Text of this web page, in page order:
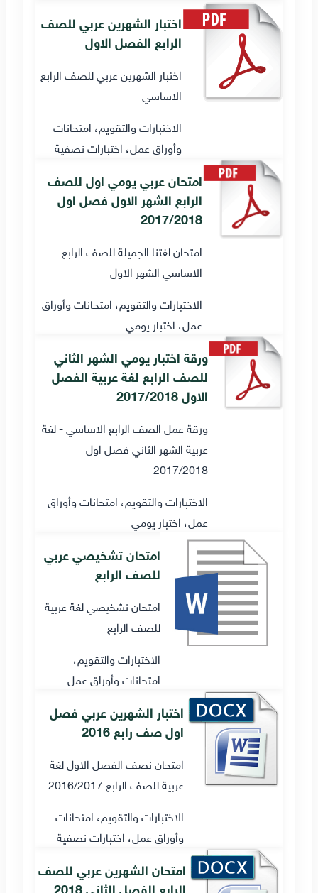
اختبار الشهرين عربي للصف
الرابع الفصل الاول
اختبار الشهرين عربي للصف الرابع
الاساسي
الاختبارات والتقويم، امتحانات
وأوراق عمل، اختبارات نصفية
امتحان عربي يومي اول للصف
الرابع الشهر الاول فصل اول
2017/2018
امتحان لغتنا الجميلة للصف الرابع
الاساسي الشهر الاول
الاختبارات والتقويم، امتحانات وأوراق
عمل، اختبار يومي
ورقة اختبار يومي الشهر الثاني
للصف الرابع لغة عربية الفصل
الاول 2017/2018
ورقة عمل الصف الرابع الاساسي - لغة
عربية الشهر الثاني فصل اول
2017/2018
الاختبارات والتقويم، امتحانات وأوراق
عمل، اختبار يومي
امتحان تشخيصي عربي
للصف الرابع
امتحان تشخيصي لغة عربية
للصف الرابع
الاختبارات والتقويم،
امتحانات وأوراق عمل
اختبار الشهرين عربي فصل
اول صف رابع 2016
امتحان نصف الفصل الاول لغة
عربية للصف الرابع 2016/2017
الاختبارات والتقويم، امتحانات
وأوراق عمل، اختبارات نصفية
امتحان الشهرين عربي للصف
الرابع الفصل الثاني 2018